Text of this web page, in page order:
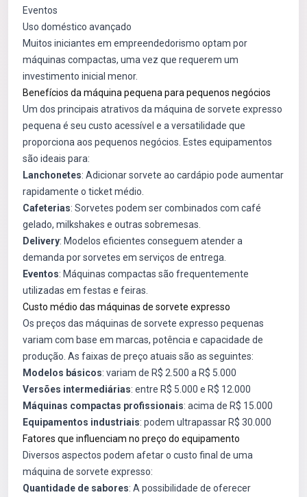
Eventos
Uso doméstico avançado
Muitos iniciantes em empreendedorismo optam por
máquinas compactas, uma vez que requerem um
investimento inicial menor.
Benefícios da máquina pequena para pequenos negócios
Um dos principais atrativos da máquina de sorvete expresso
pequena é seu custo acessível e a versatilidade que
proporciona aos pequenos negócios. Estes equipamentos
são ideais para:
Lanchonetes: Adicionar sorvete ao cardápio pode aumentar
rapidamente o ticket médio.
Cafeterias: Sorvetes podem ser combinados com café
gelado, milkshakes e outras sobremesas.
Delivery: Modelos eficientes conseguem atender a
demanda por sorvetes em serviços de entrega.
Eventos: Máquinas compactas são frequentemente
utilizadas em festas e feiras.
Custo médio das máquinas de sorvete expresso
Os preços das máquinas de sorvete expresso pequenas
variam com base em marcas, potência e capacidade de
produção. As faixas de preço atuais são as seguintes:
Modelos básicos: variam de R$ 2.500 a R$ 5.000
Versões intermediárias: entre R$ 5.000 e R$ 12.000
Máquinas compactas profissionais: acima de R$ 15.000
Equipamentos industriais: podem ultrapassar R$ 30.000
Fatores que influenciam no preço do equipamento
Diversos aspectos podem afetar o custo final de uma
máquina de sorvete expresso:
Quantidade de sabores: A possibilidade de oferecer